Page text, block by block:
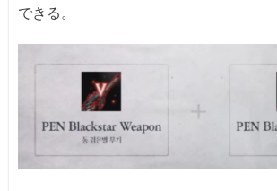
できる。